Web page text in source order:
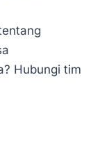
Hubungi tim